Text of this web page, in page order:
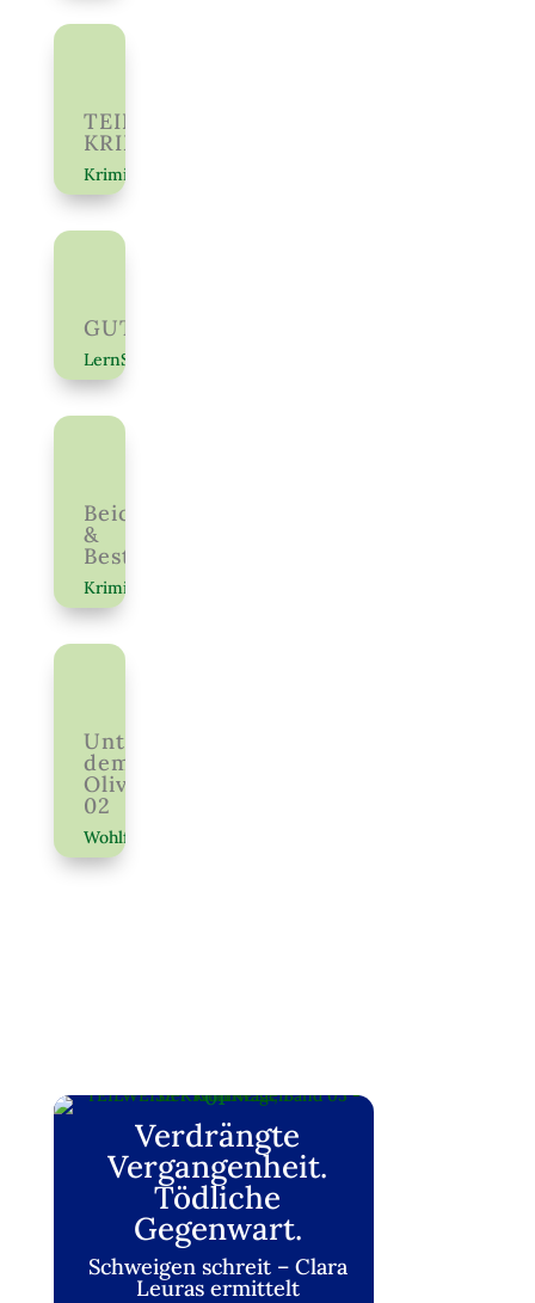
TEILWEISE
KRIMINELL
Krimi
GUT05
LernSpaß
Beichte
&
Bestechung
Krimi
Unter
dem
Olivenbaum
02
Wohlfühlen
01
Verdrängte
Vergangenheit.
Tödliche
Gegenwart.
Schweigen schreit – Clara
Leuras ermittelt